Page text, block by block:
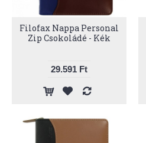
Filofax Nappa Personal
Zip Csokoládé - Kék
29.591 Ft